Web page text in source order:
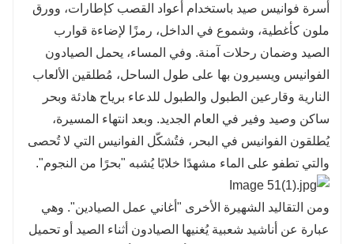
أسرة فوانيس صيد باستخدام أعواد القصب كإطارات، وورق
ملون كأغطية، وشموع في الداخل، رمزًا لإضاءة قوارب
الصيد وضمان رحلات آمنة. وفي المساء، يحمل الصيادون
الفوانيس ويسيرون بها على طول الساحل، مُطلقين الألعاب
النارية وقارعين الطبول والطبول للدعاء برياح هادئة وبحر
ساكن وصيد وفير في العام الجديد. وبعد انتهاء المسيرة،
يُطلقون الفوانيس في البحر، فتُشكّل الفوانيس التي لا تُحصى
والتي تطفو على الماء مشهدًا خلابًا يُشبه "بحرًا من النجوم".
ومن التقاليد الشهيرة الأخرى "أغاني عمل الصيادين". وهي
عبارة عن أناشيد شعبية يُغنيها الصيادون أثناء الصيد أو تحميل